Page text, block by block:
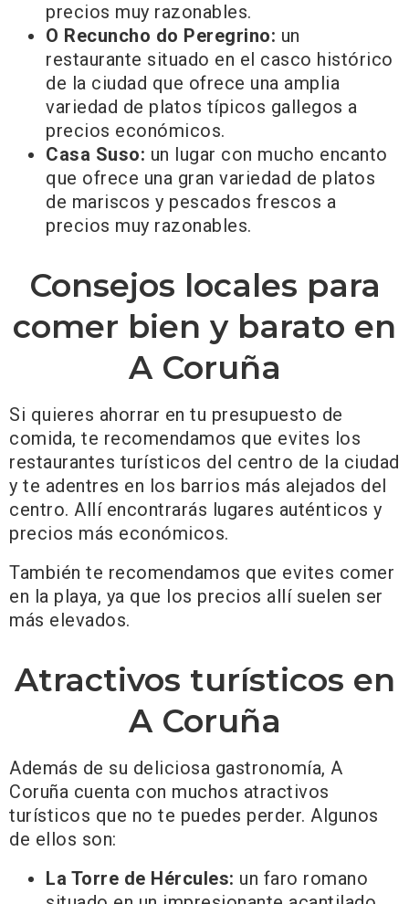
precios muy razonables.
O Recuncho do Peregrino: un
restaurante situado en el casco histórico
de la ciudad que ofrece una amplia
variedad de platos típicos gallegos a
precios económicos.
Casa Suso: un lugar con mucho encanto
que ofrece una gran variedad de platos
de mariscos y pescados frescos a
precios muy razonables.
Consejos locales para
comer bien y barato en
A Coruña
Si quieres ahorrar en tu presupuesto de
comida, te recomendamos que evites los
restaurantes turísticos del centro de la ciudad
y te adentres en los barrios más alejados del
centro. Allí encontrarás lugares auténticos y
precios más económicos.
También te recomendamos que evites comer
en la playa, ya que los precios allí suelen ser
más elevados.
Atractivos turísticos en
A Coruña
Además de su deliciosa gastronomía, A
Coruña cuenta con muchos atractivos
turísticos que no te puedes perder. Algunos
de ellos son:
La Torre de Hércules: un faro romano